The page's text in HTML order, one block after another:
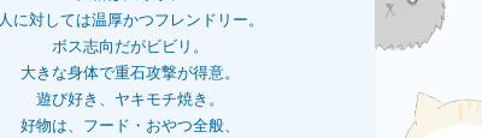
人に対しては温厚かつフレンドリー。
ボス志向だがビビリ。
大きな身体で重石攻撃が得意。
遊び好き、ヤキモチ焼き。
好物は、フード・おやつ全般、